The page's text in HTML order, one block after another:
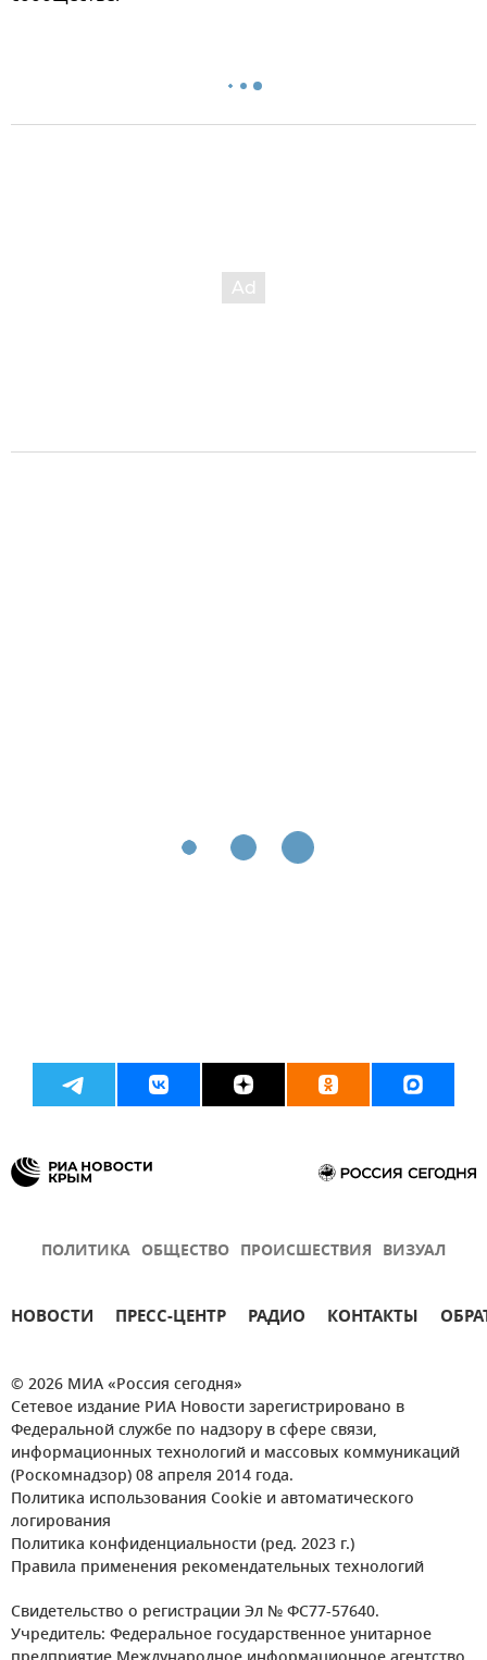
ПОЛИТИКА ОБЩЕСТВО ПРОИСШЕСТВИЯ ВИЗУАЛ
НОВОСТИ ПРЕСС-ЦЕНТР РАДИО КОНТАКТЫ
© 2026 МИА «Россия сегодня»
Сетевое издание РИА Новости зарегистрировано в
Федеральной службе по надзору в сфере связи,
информационных технологий и массовых коммуникаций
(Роскомнадзор) 08 апреля 2014 года.
Политика использования Cookie и автоматического
логирования
Политика конфиденциальности (ред. 2023 г.)
Правила применения рекомендательных технологий
Свидетельство о регистрации Эл № ФС77-57640.
Учредитель: Федеральное государственное унитарное